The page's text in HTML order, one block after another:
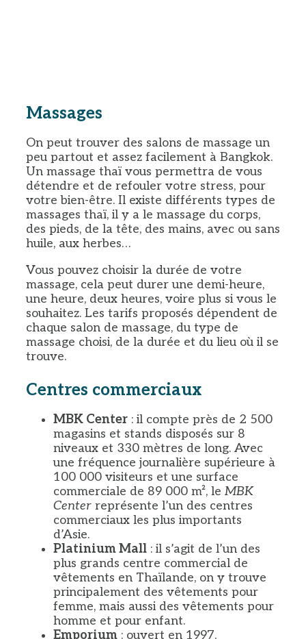
Massages
On peut trouver des salons de massage un
peu partout et assez facilement à Bangkok.
Un massage thaï vous permettra de vous
détendre et de refouler votre stress, pour
votre bien-être. Il existe différents types de
massages thaï, il y a le massage du corps,
des pieds, de la tête, des mains, avec ou sans
huile, aux herbes…
Vous pouvez choisir la durée de votre
massage, cela peut durer une demi-heure,
une heure, deux heures, voire plus si vous le
souhaitez. Les tarifs proposés dépendent de
chaque salon de massage, du type de
massage choisi, de la durée et du lieu où il se
trouve.
Centres commerciaux
MBK Center : il compte près de 2 500
magasins et stands disposés sur 8
niveaux et 330 mètres de long. Avec
une fréquence journalière supérieure à
100 000 visiteurs et une surface
commerciale de 89 000 m², le MBK
Center représente l’un des centres
commerciaux les plus importants
d’Asie.
Platinium Mall : il s’agit de l’un des
plus grands centre commercial de
vêtements en Thaïlande, on y trouve
principalement des vêtements pour
femme, mais aussi des vêtements pour
homme et pour enfant.
Emporium : ouvert en 1997,